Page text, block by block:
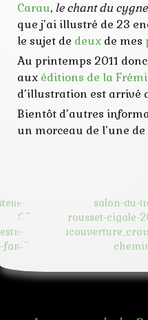
Carau, le chant du cygne
que j’ai illustré de 23
le sujet de deux de mes
Au printemps 2011
aux éditions de la
d’illustration est arrivé
Bientôt d’autres
un morceau de l’une de